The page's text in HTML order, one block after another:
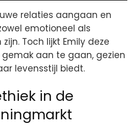
relaties aangaan en
emotioneel als
Toch lijkt Emily deze
aan te gaan, gezien
levensstijl biedt.
in de